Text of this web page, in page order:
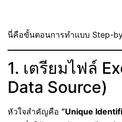
นี่คือขั้นตอนการทำแบบ Step-
1. เตรียมไฟล์
Data Source)
หัวใจสำคัญคือ “Unique